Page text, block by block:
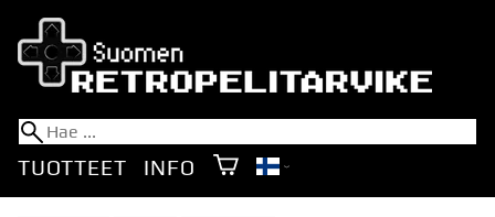
TUOTTEET INFO